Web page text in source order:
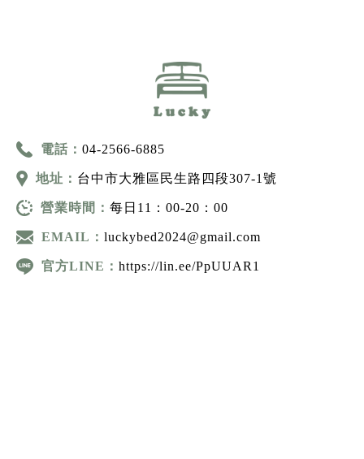
電話： 04-2566-6885
地址： 台中市大雅區民生路四段307-1號
營業時間： 每日11：00-20：00
EMAIL： luckybed2024@gmail.com
官方LINE： https://lin.ee/PpUUAR1